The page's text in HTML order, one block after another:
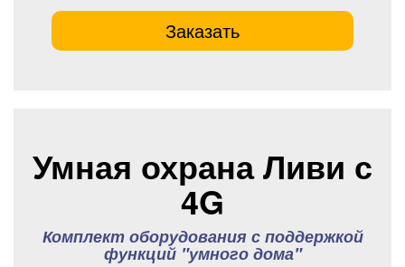
Заказать
Умная охрана Ливи с
4G
Комплект оборудования с поддержкой
функций "умного дома"